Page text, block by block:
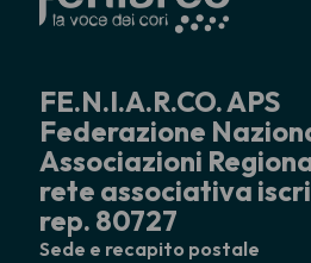
FE.N.I.A.R.CO. APS
Federazione
Associazioni
rete associativa
rep. 80727
Sede e recapito postale